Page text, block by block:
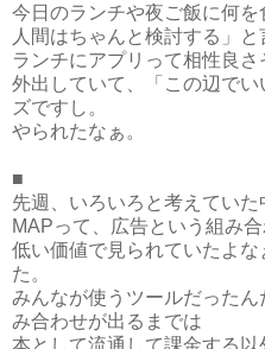
今日のランチや夜ご飯に何を
人間はちゃんと検討する」
ランチにアプリって相性良さ
外出していて、「この辺で
ズですし。
やられたなぁ。
■
先週、いろいろと考えていた
MAPって、広告という組み
低い価値で見られていたよ
た。
みんなが使うツールだった
み合わせが出るまでは
本として流通して課金する